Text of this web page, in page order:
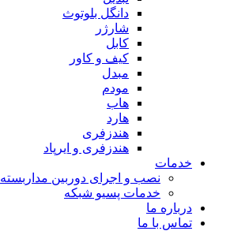
دانگل بلوتوث
شارژر
کابل
کیف و کاور
مبدل
مودم
هاب
هارد
هندزفری
هندزفری و ایرپاد
خدمات
نصب و اجرای دوربین مداربسته
خدمات پسیو شبکه
درباره ما
تماس با ما